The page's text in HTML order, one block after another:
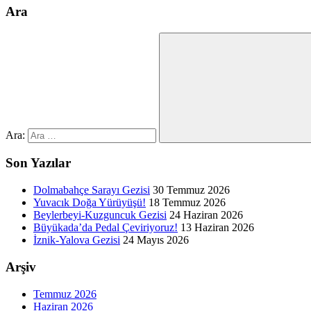
Ara
Ara:
Son Yazılar
Dolmabahçe Sarayı Gezisi 30 Temmuz 2026
Yuvacık Doğa Yürüyüşü! 18 Temmuz 2026
Beylerbeyi-Kuzguncuk Gezisi 24 Haziran 2026
Büyükada’da Pedal Çeviriyoruz! 13 Haziran 2026
İznik-Yalova Gezisi 24 Mayıs 2026
Arşiv
Temmuz 2026
Haziran 2026